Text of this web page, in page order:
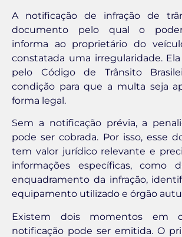
A notificação de infração de
documento pelo qual o
informa ao proprietário do
constatada uma irregularidade.
pelo Código de Trânsito
condição para que a multa seja
forma legal.
Sem a notificação prévia, a
pode ser cobrada. Por isso, esse
tem valor jurídico relevante e
informações específicas, como
enquadramento da infração,
equipamento utilizado e órgão
Existem dois momentos em
notificação pode ser emitida. O